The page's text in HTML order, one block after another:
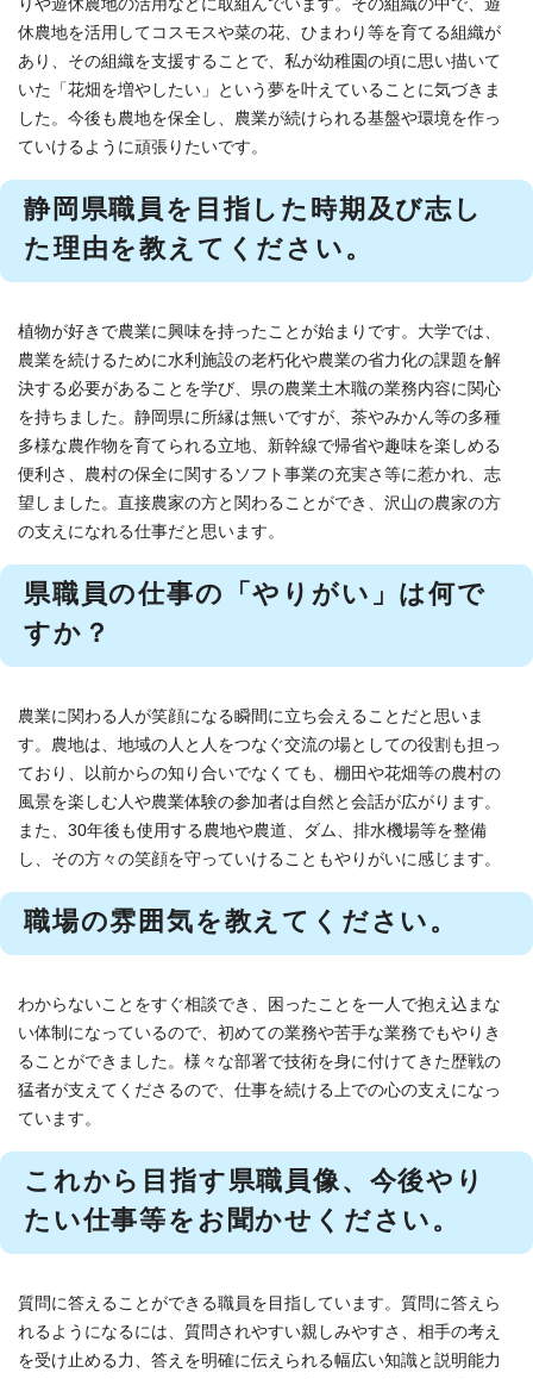
りや遊休農地の活用などに取組んでいます。その組織の中で、遊
休農地を活用してコスモスや菜の花、ひまわり等を育てる組織が
あり、その組織を支援することで、私が幼稚園の頃に思い描いて
いた「花畑を増やしたい」という夢を叶えていることに気づきま
した。今後も農地を保全し、農業が続けられる基盤や環境を作っ
ていけるように頑張りたいです。
静岡県職員を目指した時期及び志し
た理由を教えてください。
植物が好きで農業に興味を持ったことが始まりです。大学では、
農業を続けるために水利施設の老朽化や農業の省力化の課題を解
決する必要があることを学び、県の農業土木職の業務内容に関心
を持ちました。静岡県に所縁は無いですが、茶やみかん等の多種
多様な農作物を育てられる立地、新幹線で帰省や趣味を楽しめる
便利さ、農村の保全に関するソフト事業の充実さ等に惹かれ、志
望しました。直接農家の方と関わることができ、沢山の農家の方
の支えになれる仕事だと思います。
県職員の仕事の「やりがい」は何で
すか？
農業に関わる人が笑顔になる瞬間に立ち会えることだと思いま
す。農地は、地域の人と人をつなぐ交流の場としての役割も担っ
ており、以前からの知り合いでなくても、棚田や花畑等の農村の
風景を楽しむ人や農業体験の参加者は自然と会話が広がります。
また、30年後も使用する農地や農道、ダム、排水機場等を整備
し、その方々の笑顔を守っていけることもやりがいに感じます。
職場の雰囲気を教えてください。
わからないことをすぐ相談でき、困ったことを一人で抱え込まな
い体制になっているので、初めての業務や苦手な業務でもやりき
ることができました。様々な部署で技術を身に付けてきた歴戦の
猛者が支えてくださるので、仕事を続ける上での心の支えになっ
ています。
これから目指す県職員像、今後やり
たい仕事等をお聞かせください。
質問に答えることができる職員を目指しています。質問に答えら
れるようになるには、質問されやすい親しみやすさ、相手の考え
を受け止める力、答えを明確に伝えられる幅広い知識と説明能力